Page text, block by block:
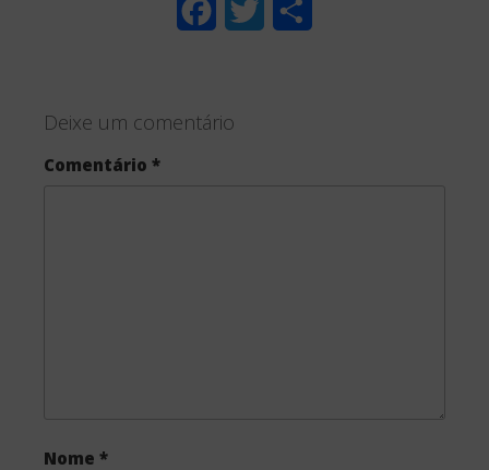
e
Deixe um comentário
Comentário *
Nome *